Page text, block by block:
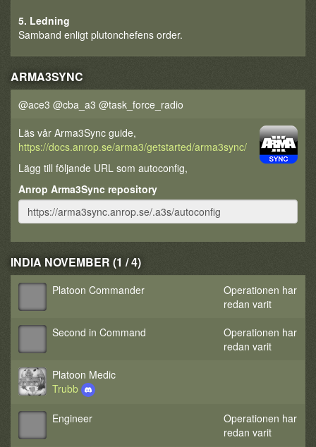
5. Ledning
Samband enligt plutonchefens order.
ARMA3SYNC
@ace3 @cba_a3 @task_force_radio
Läs vår Arma3Sync guide,
https://docs.anrop.se/arma3/getstarted/arma3sync/
Lägg till följande URL som autoconfig,
Anrop Arma3Sync repository
INDIA NOVEMBER (1 / 4)
Platoon Commander
Operationen har
redan varit
Second in Command
Operationen har
redan varit
Platoon Medic
Trubb
Engineer
Operationen har
redan varit